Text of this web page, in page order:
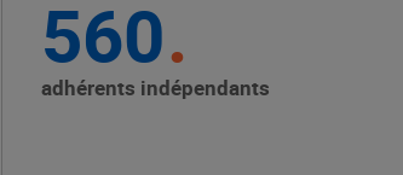
producteurs avec les
560
adhérents indépendants